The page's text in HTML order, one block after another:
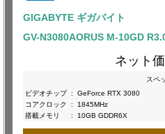
GIGABYTE ギガバイト
GV-N3080AORUS M-10GD
ネット価
スペ
ビデオチップ :
GeForce RTX 3080
コアクロック
:
1845MHz
搭載メモリ
: 10GB GDDR6X